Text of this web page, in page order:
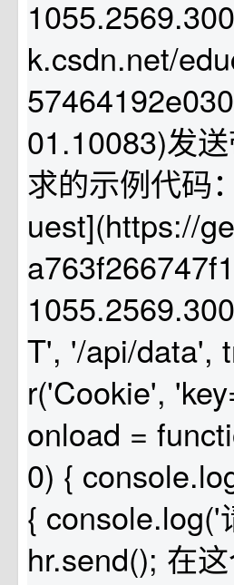
k.csdn.net/
01.10083)发
求的示例代码
uest](https://
T', '/api/data',
r('Cookie',
onload =
0) {
{ console.log('
hr.send(); 在